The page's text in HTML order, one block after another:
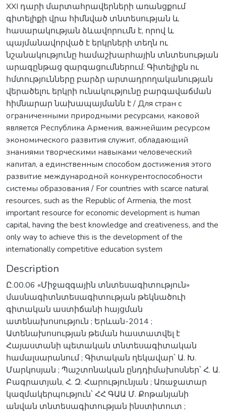
XXI դարի մարտահրավերների առանցքում
գիտելիքի վրա հիմնված տնտեսության և
հասարակության ձևավորումն է, որով և
պայմանավորված է երկրների տեղն ու
նշանակությունը համաշխարհային տնտեսության
արագընթաց զարգացումներում: Գիտելիքն ու
հմտությունները բարձր արտադրողականության
վերածելու երկրի ունակությունը բարգավաճման
հիմնարար նախապայմանն է / Для стран с
ограниченными природными ресурсами, каковой
является Республика Армения, важнейшим ресурсом
экономического развития служит, обладающий
знаниями творческими навыками человеческий
капитал, a единственным способом достижения этого
развитие международной конкурентоспособности
системы образования / For countries with scarce natural
resources, such as the Republic of Armenia, the most
important resource for economic development is human
capital, having the best knowledge and creativeness, and the
only way to achieve this is the development of the
internationally competitive education system
Description
Ը.00.06 «Միջազգային տնտեսագիտություն»
մասնագիտնտեսագիտության թեկնածուի
գիտական աստիճանի հայցման
ատենախոսություն ; Երևան-2014 ;
Ատենախոսության թեման հաստատվել է
Հայաստանի պետական տնտեսագիտական
համալսարանում ; Գիտական ղեկավար՝ Ա. Խ.
Մարկոսյան ; Պաշտոնական ընդդիմախոսներ՝ Հ. Ա.
Բագրատյան, Հ. Զ. Հարությունյան ; Առաջատար
կազմակերպություն՝ ՀՀ ԳԱԱ Մ. Քոթանյանի
անվան տնտեսագիտության ինստիտուտ ;